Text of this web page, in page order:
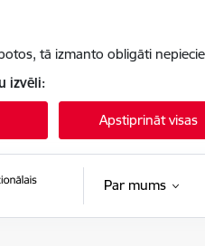
tā izmanto obligāti
izvēli:
Apstiprināt visas
Par mums